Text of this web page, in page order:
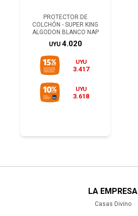
PROTECTOR DE
COLCHÓN - SUPER KING
ALGODON BLANCO NAP
UYU 4.020
UYU
3.417
UYU
3.618
LA EMPRESA
Casas Divino